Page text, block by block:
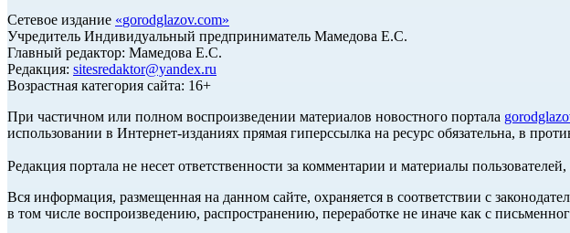
Сетевое издание «gorodglazov.com»
Учредитель Индивидуальный предприниматель Мамедова Е.С.
Главный редактор: Мамедова Е.С.
Редакция: sitesredaktor@yandex.ru
Возрастная категория сайта: 16+
При частичном или полном воспроизведении материалов новостного портала
использовании в Интернет-изданиях прямая гиперссылка на ресурс обязательна, в
Редакция портала не несет ответственности за комментарии и материалы
Вся информация, размещенная на данном сайте, охраняется в соответствии с
в том числе воспроизведению, распространению, переработке не иначе как с